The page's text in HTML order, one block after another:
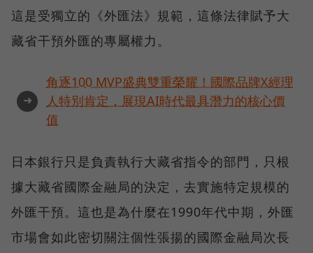
這是受獨立的《外匯法》規範，這條法律賦予大
藏省干預外匯的專屬權力。
➜
角逐100 MVP盛典雙重榮耀！國際品牌X經理
人特別肯定，展現AI時代最具潛力的核心價
值
日本銀行只是負責執行大藏省指令的部門，只根
據大藏省國際金融局的決定，去實施特定規模的
外匯干預。這也是為什麼在1990年代中期，外匯
市場會如此密切關注個性張揚的國際金融局次長